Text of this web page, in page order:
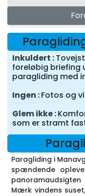
Inkuldert
foreløbig briefing
paragliding med
Ingen Fotos og
Glem ikke
som er stramt
Paragliding i
spændende
Mærk vindens